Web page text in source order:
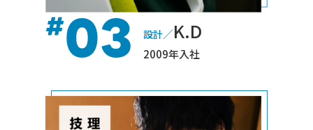
#03 設計／K.D
2009年入社